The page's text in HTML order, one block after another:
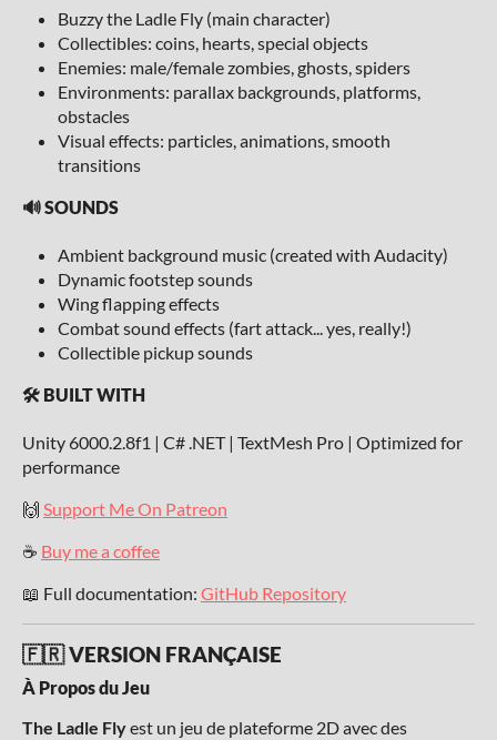
Buzzy the Ladle Fly (main character)
Collectibles: coins, hearts, special objects
Enemies: male/female zombies, ghosts, spiders
Environments: parallax backgrounds, platforms,
obstacles
Visual effects: particles, animations, smooth
transitions
🔊 SOUNDS
Ambient background music (created with Audacity)
Dynamic footstep sounds
Wing flapping effects
Combat sound effects (fart attack... yes, really!)
Collectible pickup sounds
🛠️ BUILT WITH
Unity 6000.2.8f1 | C# .NET | TextMesh Pro | Optimized for
performance
🙌 Support Me On Patreon
☕ Buy me a coffee
📖 Full documentation: GitHub Repository
🇫🇷 VERSION FRANÇAISE
À Propos du Jeu
The Ladle Flyest un jeu de plateforme 2D avec des